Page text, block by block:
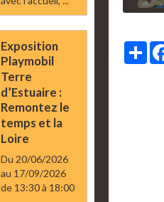
Exposition
Playmobil
Terre
d’Estuaire :
Remontez le
temps et la
Loire
Du 20/06/2026
au 17/09/2026
de 13:30à 18:00